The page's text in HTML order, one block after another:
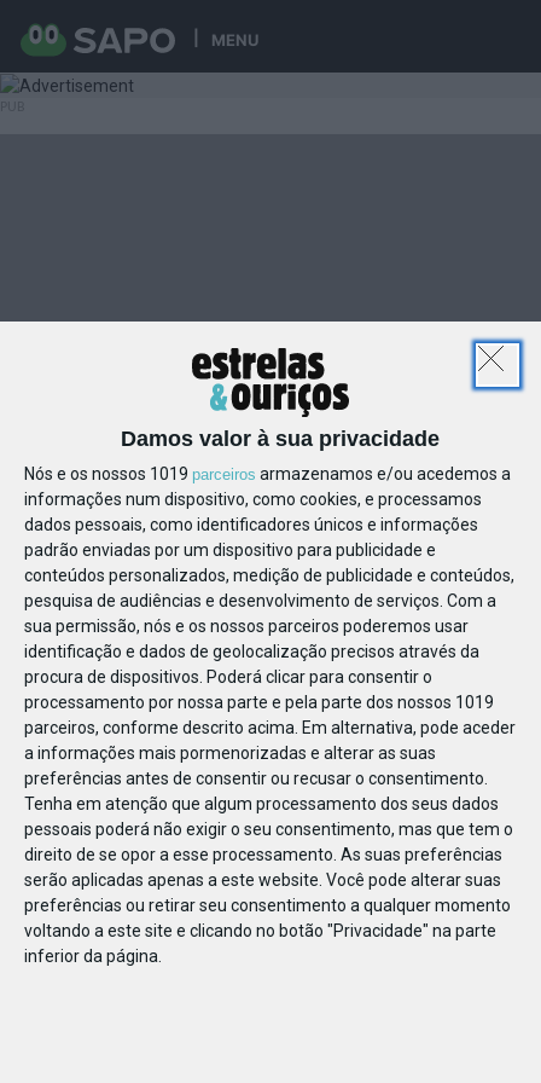
Damos valor à sua privacidade
Nós e os nossos 1019 parceiros armazenamos e/ou acedemos a
informações num dispositivo, como cookies, e processamos
dados pessoais, como identificadores únicos e informações
padrão enviadas por um dispositivo para publicidade e
conteúdos personalizados, medição de publicidade e conteúdos,
pesquisa de audiências e desenvolvimento de serviços. Com a
sua permissão, nós e os nossos parceiros poderemos usar
identificação e dados de geolocalização precisos através da
procura de dispositivos. Poderá clicar para consentir o
processamento por nossa parte e pela parte dos nossos 1019
parceiros, conforme descrito acima. Em alternativa, pode aceder
a informações mais pormenorizadas e alterar as suas
preferências antes de consentir ou recusar o consentimento.
Tenha em atenção que algum processamento dos seus dados
pessoais poderá não exigir o seu consentimento, mas que tem o
direito de se opor a esse processamento. As suas preferências
serão aplicadas apenas a este website. Você pode alterar suas
preferências ou retirar seu consentimento a qualquer momento
voltando a este site e clicando no botão "Privacidade" na parte
inferior da página.
MENU
642091640472341